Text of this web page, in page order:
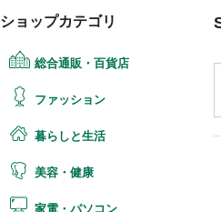
ショップカテゴリ
総合通販・百貨店
ファッション
暮らしと生活
美容・健康
家電・パソコン